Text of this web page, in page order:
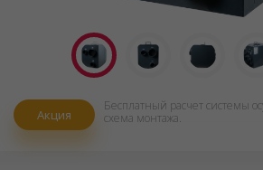
Акция
Бесплатный расчет системы
схема монтажа.